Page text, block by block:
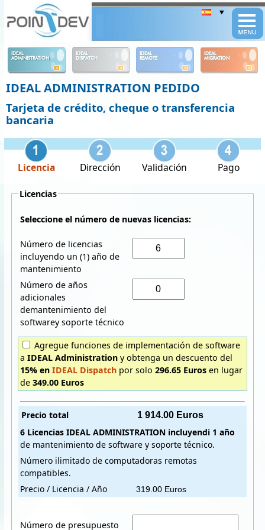
IDEAL
ADMINISTRATION
IDEAL
DISPATCH
IDEAL
REMOTE
IDEAL
MIGRATION
IDEAL ADMINISTRATION PEDIDO
Tarjeta de crédito, cheque o transferencia
bancaria
Licencia Dirección Validación Pago
Licencias
Seleccione el número de nuevas licencias:
Número de licencias
incluyendo un (1) año de
mantenimiento
Número de años
adicionales
demantenimiento del
softwarey soporte técnico
a IDEAL Administration y obtenga un descuento del
15% en IDEAL Dispatchpor solo 296.65 Eurosen lugar
de 349.00 Euros
Precio total
6 Licencias IDEAL ADMINISTRATION incluyendi 1 año
de mantenimiento de software y soporte técnico.
Número ilimitado de computadoras remotas
compatibles.
Precio / Licencia / Año
Número de presupuesto
Panneau de gestion des cookies